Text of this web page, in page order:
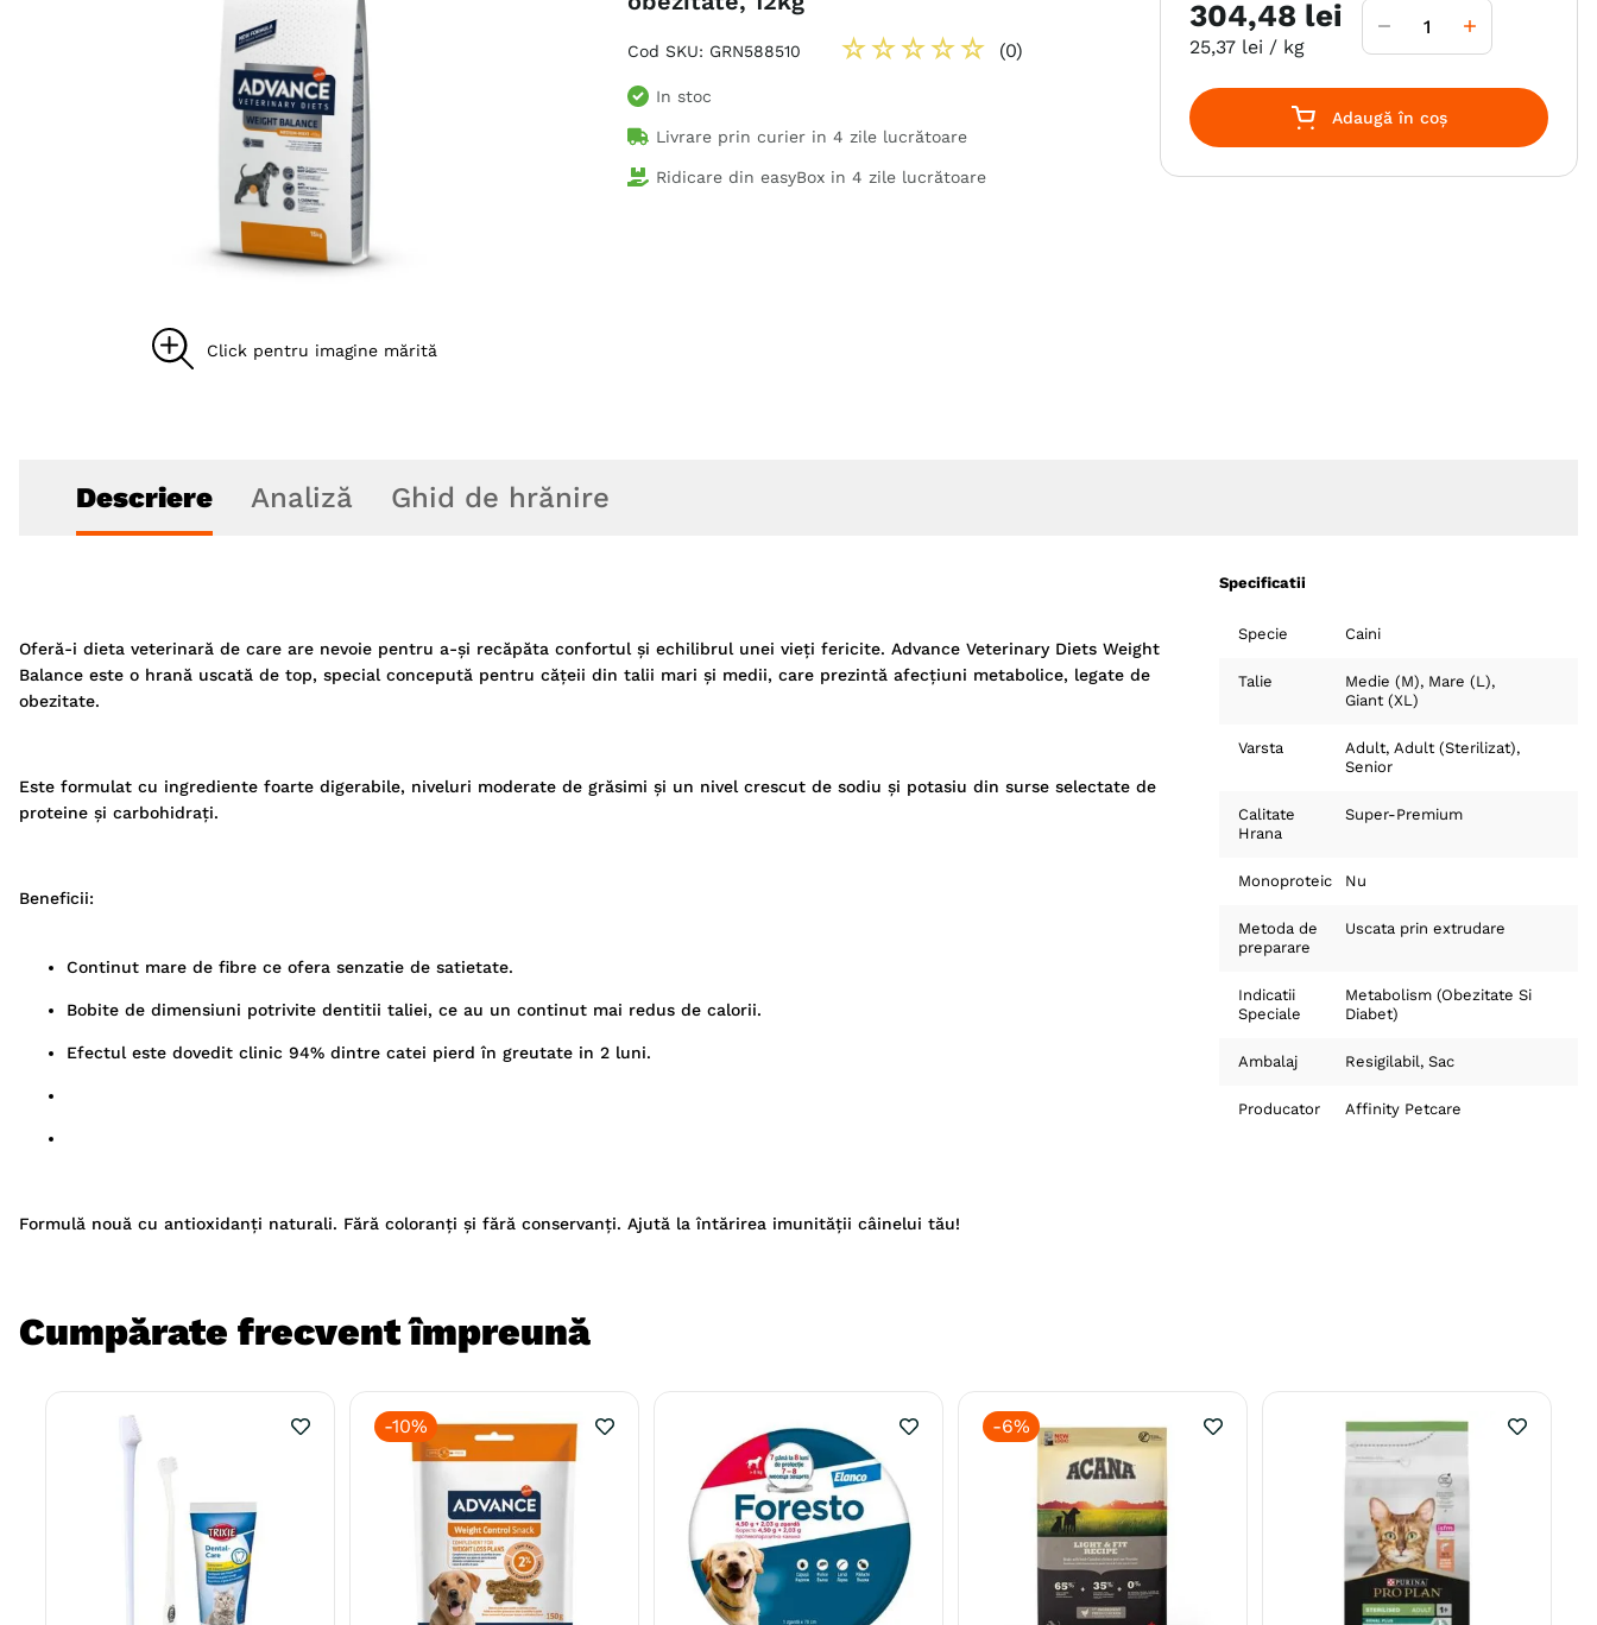
acana
9.
brit caini
10
recompense caini
Cod SKU: GRN588510 ☆☆☆☆☆ (0)
In stoc
Livrare prin curier in 4 zile lucrătoare
Ridicare din easyBox in 4 zile lucrătoare
304,48 lei
25,37 lei / kg
Adaugă în coș
Descriere Analiză Ghid de hrănire
Oferă-i dieta veterinară de care are nevoie pentru a-și recăpăta confortul și echilibrul unei vieți fericite. Advance Veterinary Diets Weight
Balance este o hrană uscată de top, special concepută pentru cățeii din talii mari și medii, care prezintă afecțiuni metabolice, legate de
obezitate.
Este formulat cu ingrediente foarte digerabile, niveluri moderate de grăsimi și un nivel crescut de sodiu și potasiu din surse selectate de
proteine ​​și carbohidrați.
Beneficii:
Continut mare de fibre ce ofera senzatie de satietate.
Bobite de dimensiuni potrivite dentitii taliei, ce au un continut mai redus de calorii.
Efectul este dovedit clinic 94% dintre catei pierd în greutate in 2 luni.
Formulă nouă cu antioxidanți naturali. Fără coloranți și fără conservanți. Ajută la întărirea imunității câinelui tău!
Specificatii
Specie Caini
Talie Medie (M) Mare (L)
Giant (XL)
Varsta Adult Adult (Sterilizat)
Senior
Calitate
Hrana
Super-Premium
Monoproteic Nu
Metoda de
preparare
Uscata prin extrudare
Indicatii
Speciale
Metabolism (Obezitate Si
Diabet)
Ambalaj Resigilabil Sac
Producator Affinity Petcare
Cumpărate frecvent împreună
-10% -6%